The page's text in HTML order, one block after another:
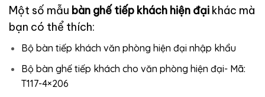
Một số mẫu bàn ghế tiếp khách hiện đại khác mà
bạn có thể thích:
Bộ bàn tiếp khách văn phòng hiện đại nhập khẩu
Bộ bàn ghế tiếp khách cho văn phòng hiện đại- Mã:
T117-4×206